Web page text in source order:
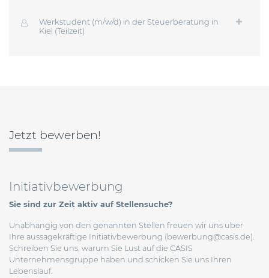
Werkstudent (m/w/d) in der Steuerberatung in
Kiel (Teilzeit)
Jetzt bewerben!
Initiativbewerbung
Sie sind zur Zeit aktiv auf Stellensuche?
Unabhängig von den genannten Stellen freuen wir uns über
Ihre aussagekräftige Initiativbewerbung (bewerbung@casis.de).
Schreiben Sie uns, warum Sie Lust auf die CASIS
Unternehmensgruppe haben und schicken Sie uns Ihren
Lebenslauf.